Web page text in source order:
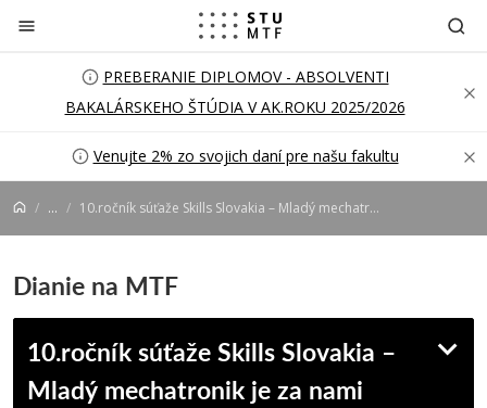
Prejsť na obsah
PREBERANIE DIPLOMOV - ABSOLVENTI
BAKALÁRSKEHO ŠTÚDIA V AK.ROKU 2025/2026
Venujte 2% zo svojich daní pre našu fakultu
... 10.ročník súťaže Skills Slovakia – Mladý mechatronik je za nami
Dianie na MTF
10.ročník súťaže Skills Slovakia –
Mladý mechatronik je za nami